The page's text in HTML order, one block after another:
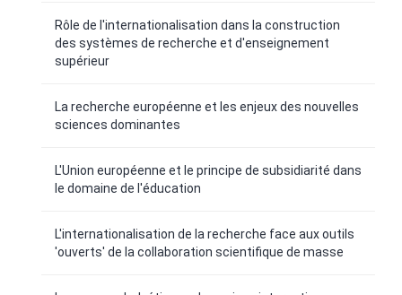
Rôle de l'internationalisation dans la construction
des systèmes de recherche et d'enseignement
supérieur
La recherche européenne et les enjeux des nouvelles
sciences dominantes
L'Union européenne et le principe de subsidiarité dans
le domaine de l'éducation
L'internationalisation de la recherche face aux outils
'ouverts' de la collaboration scientifique de masse